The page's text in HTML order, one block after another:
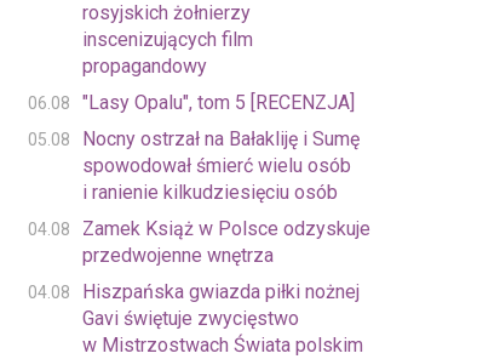
rosyjskich żołnierzy
inscenizujących film
propagandowy
06.08 "Lasy Opalu", tom 5 [RECENZJA]
05.08
Nocny ostrzał na Bałakliję i Sumę
spowodował śmierć wielu osób
i ranienie kilkudziesięciu osób
04.08
Zamek Książ w Polsce odzyskuje
przedwojenne wnętrza
04.08
Hiszpańska gwiazda piłki nożnej
Gavi świętuje zwycięstwo
w Mistrzostwach Świata polskim